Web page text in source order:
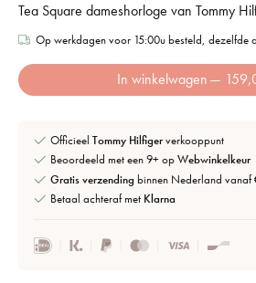
Tea Square dameshorloge van Tommy
Op werkdagen voor 15:00u besteld, dezelfde
In winkelwagen —
Officieel Tommy Hilfigerverkooppunt
Beoordeeld met een 9+ opWebwinkelkeur
Gratis verzending binnen Nederland vanaf
Betaal achteraf met Klarna